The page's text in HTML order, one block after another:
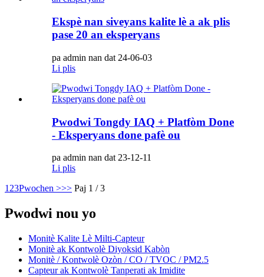
Ekspè nan siveyans kalite lè a ak plis
pase 20 an eksperyans
pa admin nan dat 24-06-03
Li plis
Pwodwi Tongdy IAQ + Platfòm Done
- Eksperyans done pafè ou
pa admin nan dat 23-12-11
Li plis
1 23Pwochen >>> Paj 1 / 3
Pwodwi nou yo
Monitè Kalite Lè Milti-Capteur
Monitè ak Kontwolè Diyoksid Kabòn
Monitè / Kontwolè Ozòn / CO / TVOC / PM2.5
Capteur ak Kontwolè Tanperati ak Imidite